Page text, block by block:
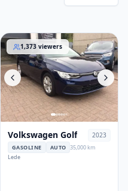
Volkswagen Golf
1,373 viewers
Volkswagen Golf 2023
GASOLINE AUTO 35,000 km
Lede